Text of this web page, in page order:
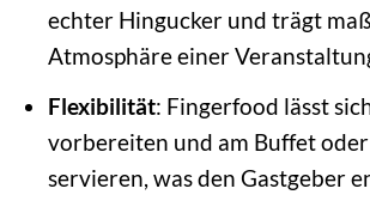
echter Hingucker und trägt
Atmosphäre einer
Flexibilität: Fingerfood lässt
vorbereiten und am Buffet
servieren, was den Gastgeber